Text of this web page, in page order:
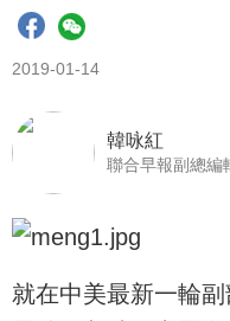
2019-01-14
韓咏紅
聯合早報副總編
就在中美最新一輪